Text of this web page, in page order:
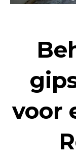
voor